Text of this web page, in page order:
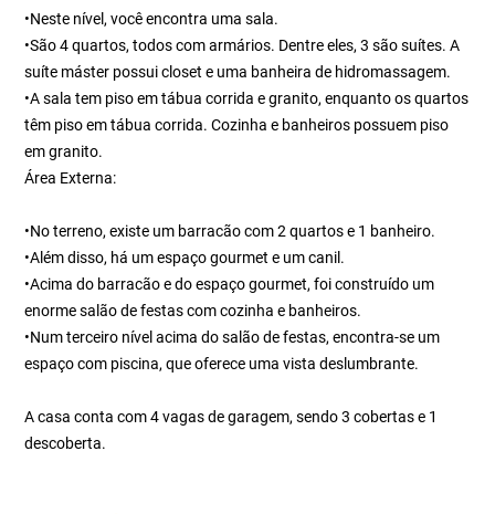
•Neste nível, você encontra uma sala.
•São 4 quartos, todos com armários. Dentre eles, 3 são suítes. A
suíte máster possui closet e uma banheira de hidromassagem.
•A sala tem piso em tábua corrida e granito, enquanto os quartos
têm piso em tábua corrida. Cozinha e banheiros possuem piso
em granito.
Área Externa:
•No terreno, existe um barracão com 2 quartos e 1 banheiro.
•Além disso, há um espaço gourmet e um canil.
•Acima do barracão e do espaço gourmet, foi construído um
enorme salão de festas com cozinha e banheiros.
•Num terceiro nível acima do salão de festas, encontra-se um
espaço com piscina, que oferece uma vista deslumbrante.
A casa conta com 4 vagas de garagem, sendo 3 cobertas e 1
descoberta.